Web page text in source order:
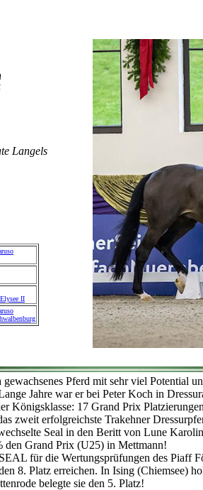
Langels
II
gewachsenes Pferd mit sehr viel Potential
Jahre war er bei Peter Koch in
Königsklasse: 17 Grand Prix
zweit erfolgreichste Trakehner
Seal in den Beritt von Lune
den Grand Prix (U25) in Mettmann!
für die Wertungsprüfungen des Piaff
8. Platz erreichen. In Ising (Chiemsee)
belegte sie den 5. Platz!